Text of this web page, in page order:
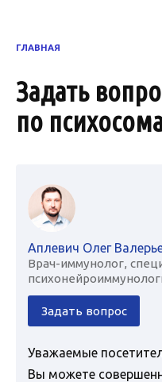
ГЛАВНАЯ
Задать
по
Аплевич Олег
Врач-иммунолог,
Задать вопрос
Уважаемые
Вы можете